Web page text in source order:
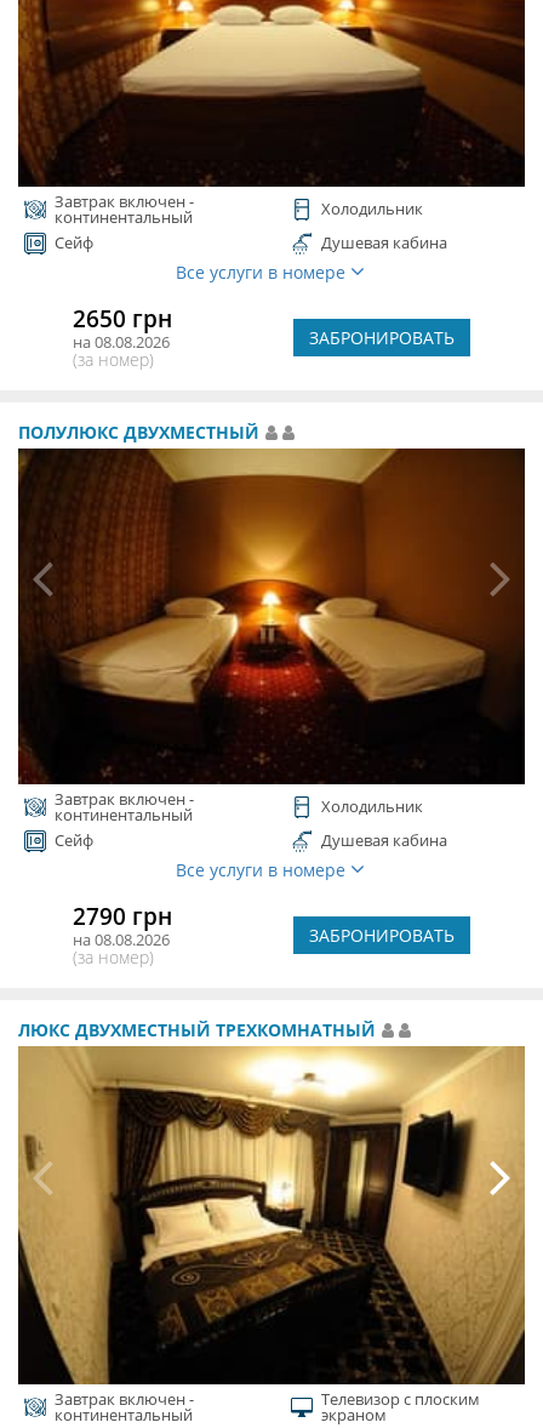
Завтрак включен -
континентальный
Холодильник
Сейф
Душевая кабина
Все услуги в номере
2650 грн
на 08.08.2026
(за номер)
ЗАБРОНИРОВАТЬ
ПОЛУЛЮКС ДВУХМЕСТНЫЙ
Завтрак включен -
континентальный
Холодильник
Сейф
Душевая кабина
Все услуги в номере
2790 грн
на 08.08.2026
(за номер)
ЗАБРОНИРОВАТЬ
ЛЮКС ДВУХМЕСТНЫЙ ТРЕХКОМНАТНЫЙ
Завтрак включен -
континентальный
Телевизор с плоским
экраном